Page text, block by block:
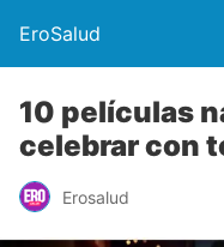
EroSalud
10 películas
celebrar con
Erosalud